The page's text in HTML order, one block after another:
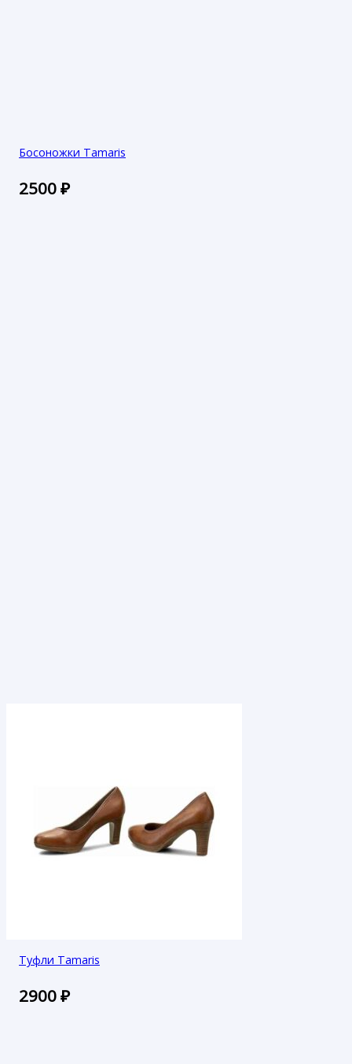
Босоножки Tamaris
2500₽
Туфли Tamaris
2900₽